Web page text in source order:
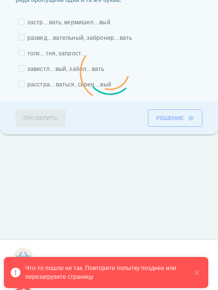
застр…вать, вермишел…вый
развед…вательный, забронир…вать
толк…тня, запрост…
завистл…вый, забол…вать
расстра…ваться, сирен…вый
ПРОВЕРИТЬ РЕШЕНИЕ
Что-то пошло не так. Повторите попытку позднее или
перезагрузите страницу